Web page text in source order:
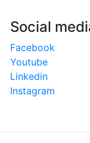
Social
Facebook
Youtube
Linkedin
Instagram